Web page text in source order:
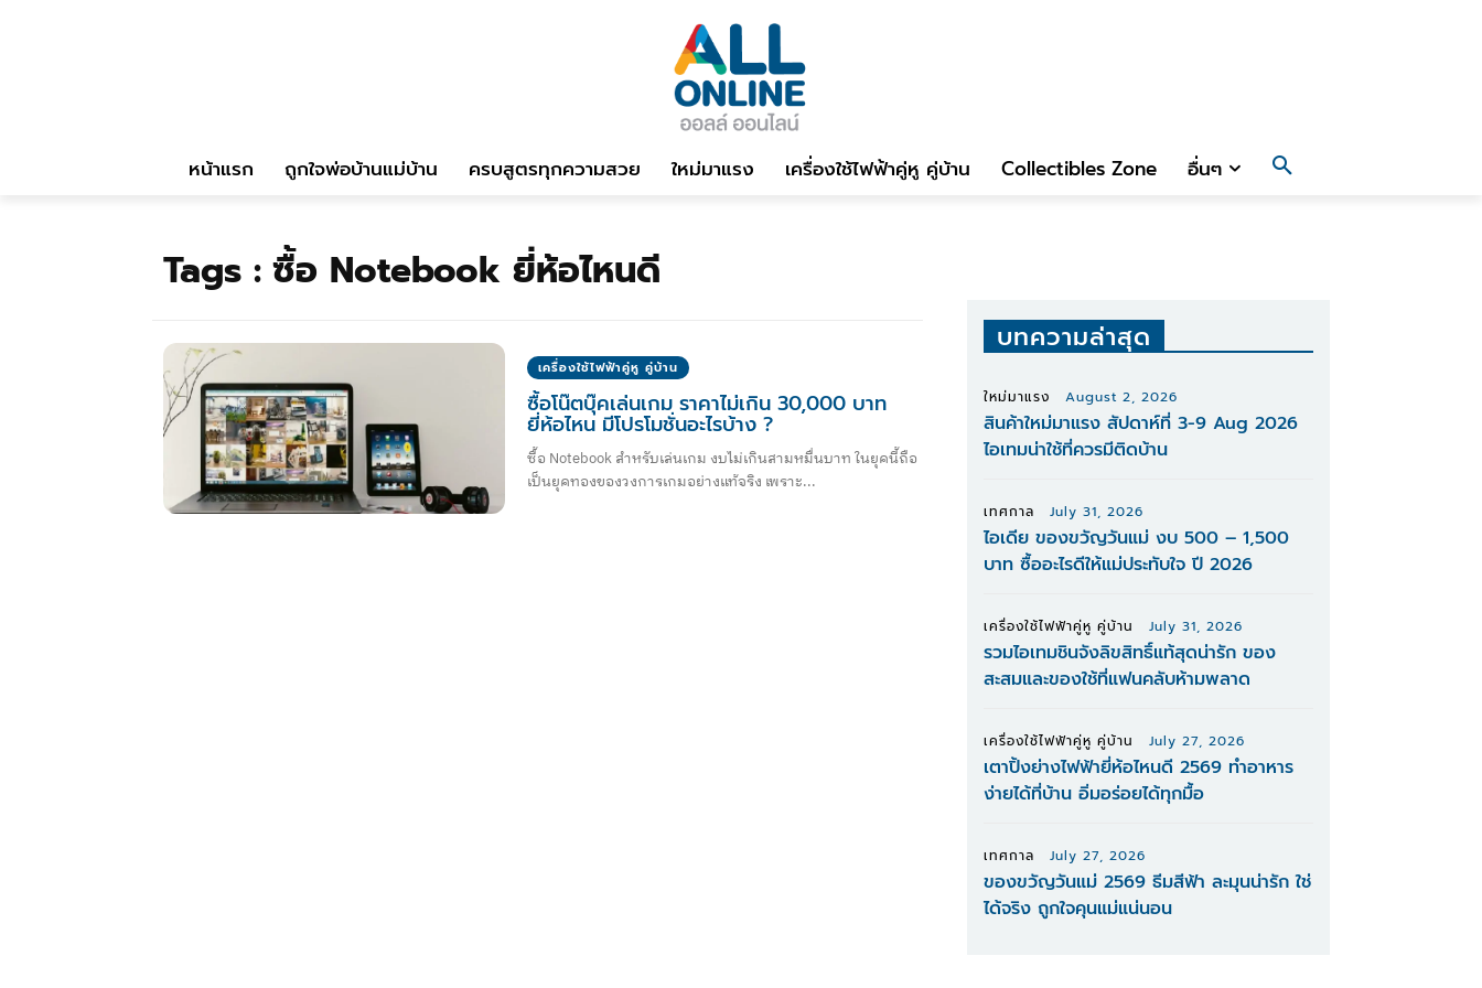
หน้าแรก ถูกใจพ่อบ้านแม่บ้าน ครบสูตรทุกความสวย ใหม่มาแรง เครื่องใช้ไฟฟ้าคู่หู คู่บ้าน Collectibles Zone อื่นๆ
Tags : ซื้อ Notebook ยี่ห้อไหนดี
เครื่องใช้ไฟฟ้าคู่หู คู่บ้าน
ซื้อโน๊ตบุ๊คเล่นเกม ราคาไม่เกิน 30,000 บาท
ยี่ห้อไหน มีโปรโมชั่นอะไรบ้าง ?
ซื้อ Notebook สำหรับเล่นเกม งบไม่เกินสามหมื่นบาท ในยุคนี้ถือ
เป็นยุคทองของวงการเกมอย่างแท้จริง เพราะ...
บทความล่าสุด
ใหม่มาแรง August 2, 2026
สินค้าใหม่มาแรง สัปดาห์ที่ 3-9 Aug 2026
ไอเทมน่าใช้ที่ควรมีติดบ้าน
เทศกาล July 31, 2026
ไอเดีย ของขวัญวันแม่ งบ 500 – 1,500
บาท ซื้ออะไรดีให้แม่ประทับใจ ปี 2026
เครื่องใช้ไฟฟ้าคู่หู คู่บ้าน July 31, 2026
รวมไอเทมชินจังลิขสิทธิ์แท้สุดน่ารัก ของ
สะสมและของใช้ที่แฟนคลับห้ามพลาด
เครื่องใช้ไฟฟ้าคู่หู คู่บ้าน July 27, 2026
เตาปิ้งย่างไฟฟ้ายี่ห้อไหนดี 2569 ทำอาหาร
ง่ายได้ที่บ้าน อิ่มอร่อยได้ทุกมื้อ
เทศกาล July 27, 2026
ของขวัญวันแม่ 2569 ธีมสีฟ้า ละมุนน่ารัก ใช่
ได้จริง ถูกใจคุนแม่แน่นอน